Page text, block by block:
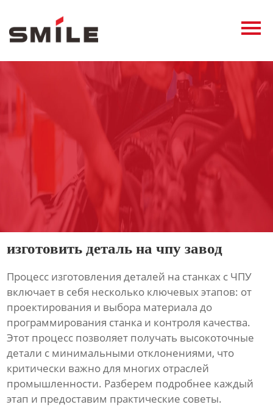
Продукция
О нас
Контакты
изготовить деталь на чпу завод
Процесс изготовления деталей на станках с ЧПУ
включает в себя несколько ключевых этапов: от
проектирования и выбора материала до
программирования станка и контроля качества.
Этот процесс позволяет получать высокоточные
детали с минимальными отклонениями, что
критически важно для многих отраслей
промышленности. Разберем подробнее каждый
этап и предоставим практические советы.